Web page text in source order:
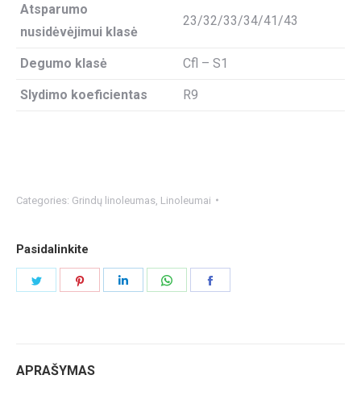
Atsparumo
nusidėvėjimui klasė
23/32/33/34/41/43
Degumo klasė Cfl – S1
Slydimo koeficientas R9
Categories: Grindų linoleumas Linoleumai
Pasidalinkite
APRAŠYMAS